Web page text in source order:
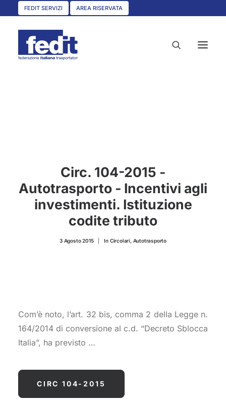
FEDIT SERVIZI AREA RISERVATA
UNISCITI A NOI
CONVENZIONI
ASSOCIAZIONI TERRITORIALI
Circ. 104-2015 -
Autotrasporto - Incentivi agli
investimenti. Istituzione
codite tributo
3 Agosto 2015 In Circolari, Autotrasporto
Com’è noto, l’art. 32 bis, comma 2 della Legge n.
164/2014 di conversione al c.d. “Decreto Sblocca
Italia”, ha previsto …
CIRC 104-2015